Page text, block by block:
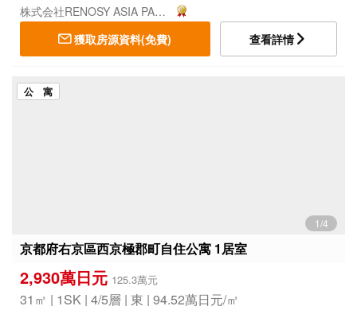
株式会社RENOSY ASIA PACIFIC
獲取房源資料(免費)
查看詳情
公 寓
1/4
京都府右京區西京極郡町自住公寓 1居室
2,930萬日元 125.3萬元
31㎡ | 1SK | 4/5層 | 東 | 94.52萬日元/㎡